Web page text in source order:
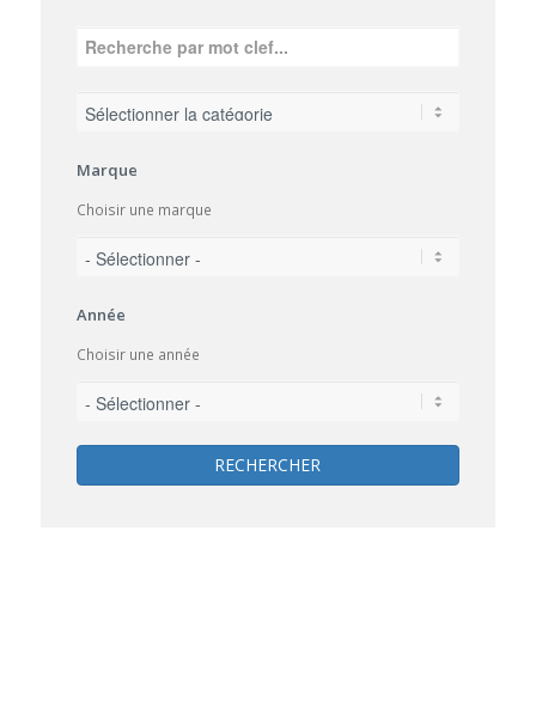
Marque
Choisir une marque
Année
Choisir une année
RECHERCHER